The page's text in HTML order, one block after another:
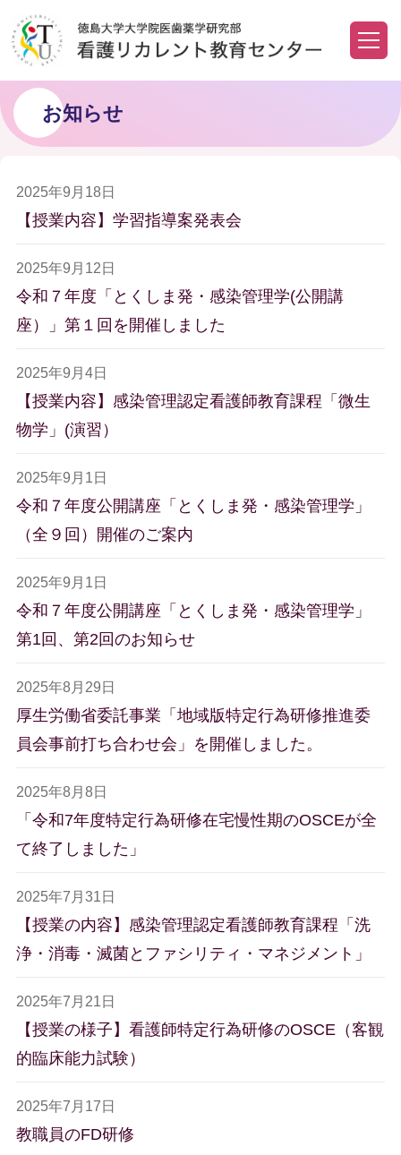
お知らせ
2025年9月18日
【授業内容】学習指導案発表会
2025年9月12日
令和７年度「とくしま発・感染管理学(公開講
座）」第１回を開催しました
2025年9月4日
【授業内容】感染管理認定看護師教育課程「微生
物学」(演習）
2025年9月1日
令和７年度公開講座「とくしま発・感染管理学」
（全９回）開催のご案内
2025年9月1日
令和７年度公開講座「とくしま発・感染管理学」
第1回、第2回のお知らせ
2025年8月29日
厚生労働省委託事業「地域版特定行為研修推進委
員会事前打ち合わせ会」を開催しました。
2025年8月8日
「令和7年度特定行為研修在宅慢性期のOSCEが全
て終了しました」
2025年7月31日
【授業の内容】感染管理認定看護師教育課程「洗
浄・消毒・滅菌とファシリティ・マネジメント」
2025年7月21日
【授業の様子】看護師特定行為研修のOSCE（客観
的臨床能力試験）
2025年7月17日
教職員のFD研修